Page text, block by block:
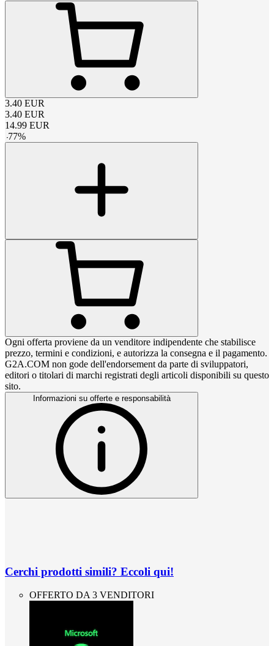
3.40 EUR
3.40 EUR
14.99 EUR
-77%
Ogni offerta proviene da un venditore indipendente che stabilisce
prezzo, termini e condizioni, e autorizza la consegna e il pagamento.
G2A.COM non gode dell'endorsement da parte di sviluppatori,
editori o titolari di marchi registrati degli articoli disponibili su questo
sito.
Informazioni su offerte e responsabilità
Cerchi prodotti simili? Eccoli qui!
OFFERTO DA 3 VENDITORI